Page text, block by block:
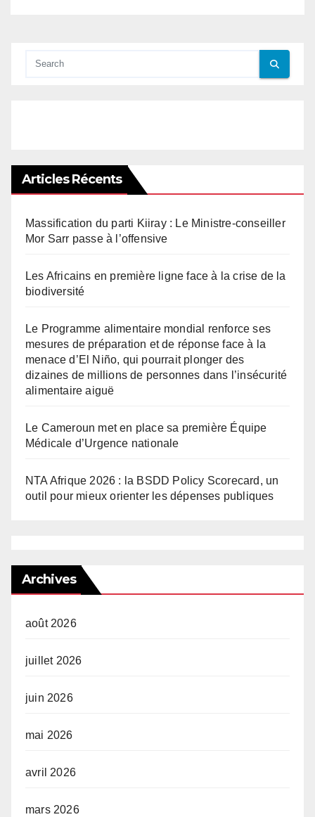
Articles Récents
Massification du parti Kiiray : Le Ministre-conseiller
Mor Sarr passe à l’offensive
Les Africains en première ligne face à la crise de la
biodiversité
Le Programme alimentaire mondial renforce ses
mesures de préparation et de réponse face à la
menace d’El Niño, qui pourrait plonger des
dizaines de millions de personnes dans l’insécurité
alimentaire aiguë
Le Cameroun met en place sa première Équipe
Médicale d’Urgence nationale
NTA Afrique 2026 : la BSDD Policy Scorecard, un
outil pour mieux orienter les dépenses publiques
Archives
août 2026
juillet 2026
juin 2026
mai 2026
avril 2026
mars 2026